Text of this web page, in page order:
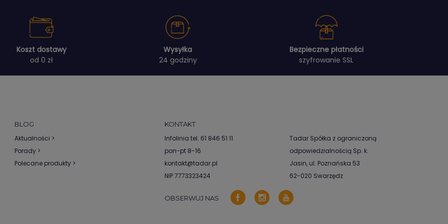
Koszt dostawy
od 0 zł
Wysyłka
24 godziny
Bezpieczne płatności
szyfrowanie SSL
BLOG
Aktualności >
Porady >
Polecane produkty >
KONTAKT
Infolinia tel. 61 846 51 11
pon-pt 8-16
kontakt@tadar.pl
NIP 7773323424
Tadar Spółka z ograniczoną
odpowiedzialnością Sp. k.
Jasin, ul. Poznańska 53
62-020 Swarzędz
OBSERWUJ NAS